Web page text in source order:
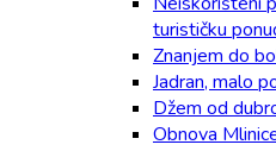
turističku
Znanjem do
Jadran, malo
Džem od
Obnova